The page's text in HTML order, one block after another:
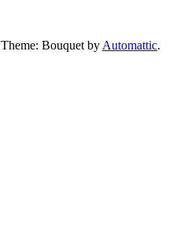
Theme: Bouquet by Automattic.